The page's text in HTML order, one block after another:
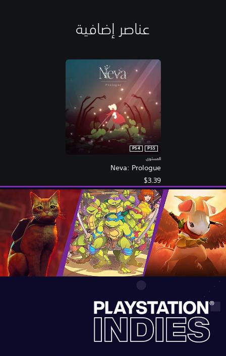
عناصر إضافية
Neva: Prologue
PS5
PS4
المستوى
$3.39